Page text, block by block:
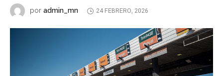
por admin_mn 24 FEBRERO, 2026